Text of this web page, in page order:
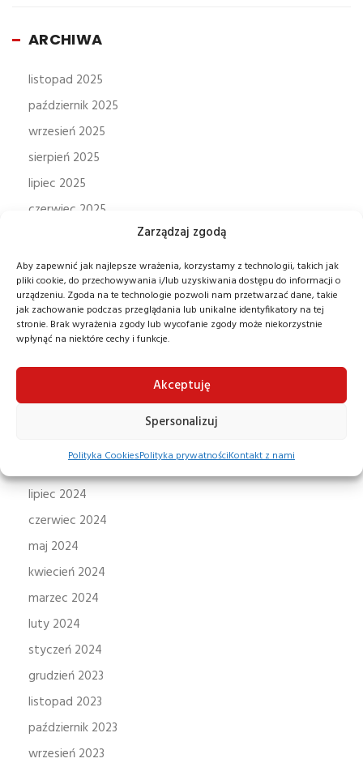
Zarządzaj zgodą
Aby zapewnić jak najlepsze wrażenia, korzystamy z technologii, takich jak
pliki cookie, do przechowywania i/lub uzyskiwania dostępu do informacji o
urządzeniu. Zgoda na te technologie pozwoli nam przetwarzać dane, takie
jak zachowanie podczas przeglądania lub unikalne identyfikatory na tej
stronie. Brak wyrażenia zgody lub wycofanie zgody może niekorzystnie
wpłynąć na niektóre cechy i funkcje.
Akceptuję
Spersonalizuj
Polityka CookiesPolityka prywatnościKontakt z nami
ARCHIWA
listopad 2025
październik 2025
wrzesień 2025
sierpień 2025
lipiec 2025
czerwiec 2025
kwiecień 2025
marzec 2025
luty 2025
styczeń 2025
grudzień 2024
lipiec 2024
czerwiec 2024
maj 2024
kwiecień 2024
marzec 2024
luty 2024
styczeń 2024
grudzień 2023
listopad 2023
październik 2023
wrzesień 2023